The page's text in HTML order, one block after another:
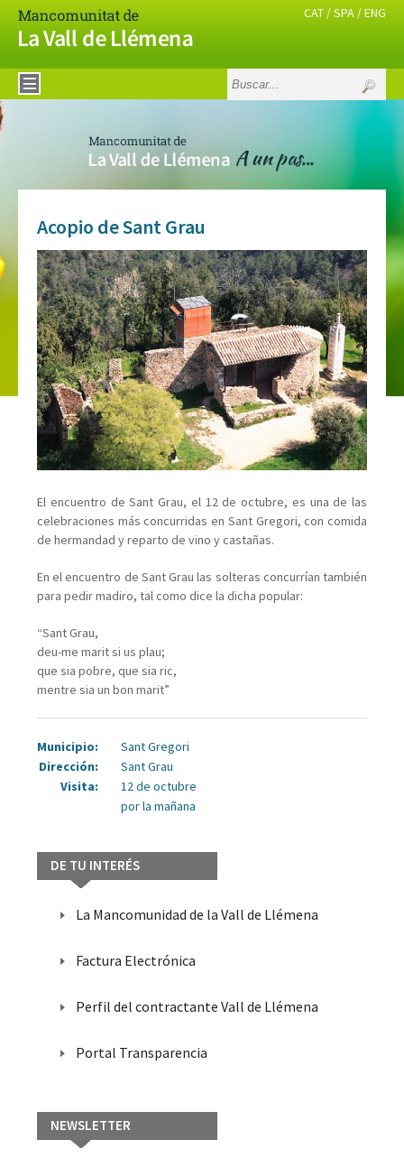
CAT/SPA/ENG
INICIO
CÓMO
AGENDA
CÓMO
LLEGAR
TERRITORIO
NATURALEZA
CULTURA
FIESTAS
EVENTOS
JORNADAS
Y
CAMPAÑAS
GASTRONÓMICAS
POPULARES
PESEBRES
FERIAS
TURISMO
ALOJAMIENTO
GASTRONOMÍA
Acopio de Sant Grau
El encuentro de Sant Grau, el 12 de octubre, es una de las
celebraciones más concurridas en Sant Gregori, con comida
de hermandad y reparto de vino y castañas.
En el encuentro de Sant Grau las solteras concurrían también
para pedir madiro, tal como dice la dicha popular:
“Sant Grau,
deu-me marit si us plau;
que sia pobre, que sia ric,
mentre sia un bon marit”
Municipio:
Sant Gregori
Dirección:
Sant Grau
Visita:
12 de octubre
por la mañana
DE TU INTERÉS
La Mancomunidad de la Vall de Llémena
Factura Electrónica
Perfil del contractante Vall de Llémena
Portal Transparencia
NEWSLETTER